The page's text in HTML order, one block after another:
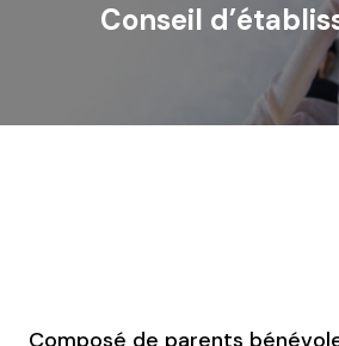
Conseil
Composé de parents